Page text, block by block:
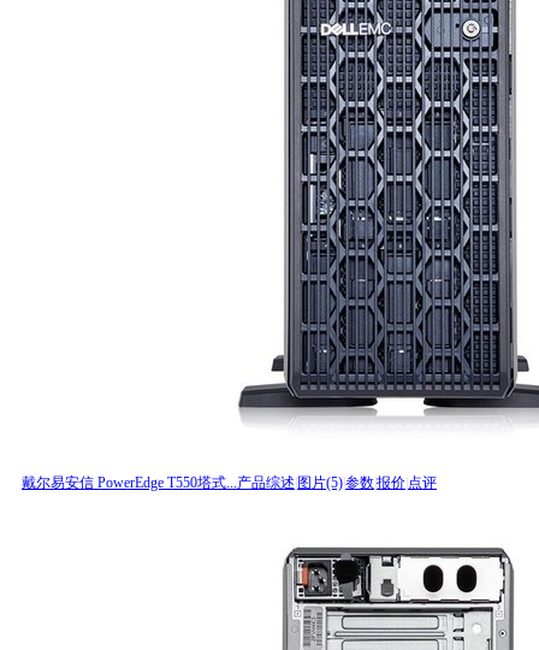
戴尔易安信 PowerEdge T550塔式...产品综述 图片(5)参数报价 点评